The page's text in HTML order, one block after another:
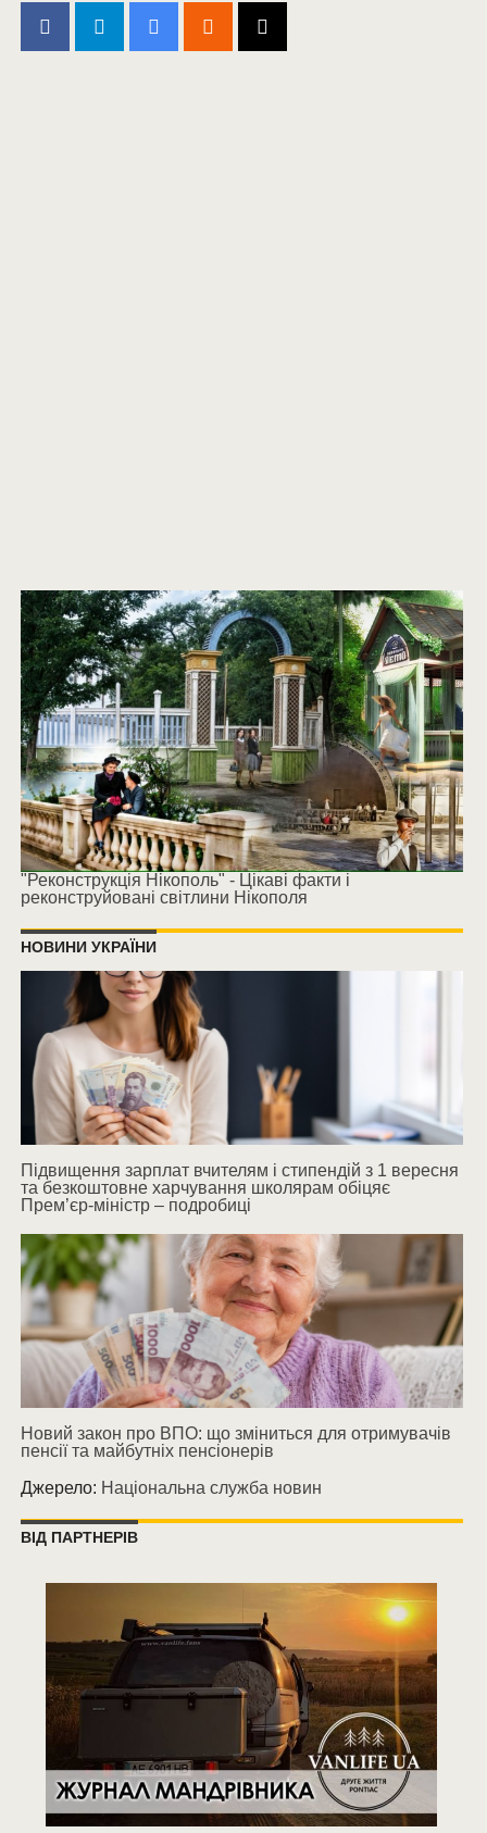
"Реконструкція Нікополь" - Цікаві факти і
реконструйовані світлини Нікополя
НОВИНИ УКРАЇНИ
Підвищення зарплат вчителям і стипендій з 1 вересня
та безкоштовне харчування школярам обіцяє
Прем’єр-міністр – подробиці
Новий закон про ВПО: що зміниться для отримувачів
пенсії та майбутніх пенсіонерів
Джерело: Національна служба новин
ВІД ПАРТНЕРІВ